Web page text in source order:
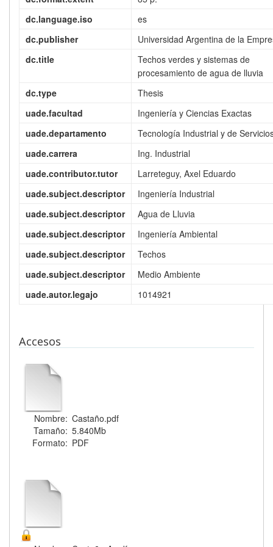
dc.language.iso
es
dc.publisher
Universidad Argentina de la
dc.title
Techos verdes y sistemas de
procesamiento de agua de lluvia
dc.type
Thesis
uade.facultad
Ingeniería y Ciencias Exactas
uade.departamento
Tecnología Industrial y de
uade.carrera
Ing. Industrial
uade.contributor.tutor
Larreteguy, Axel Eduardo
uade.subject.descriptor
Ingeniería Industrial
uade.subject.descriptor
Agua de Lluvia
uade.subject.descriptor
Ingeniería Ambiental
uade.subject.descriptor
Techos
uade.subject.descriptor
Medio Ambiente
uade.autor.legajo
1014921
Accesos
Nombre: Castaño.pdf
Tamaño: 5.840Mb
Formato: PDF